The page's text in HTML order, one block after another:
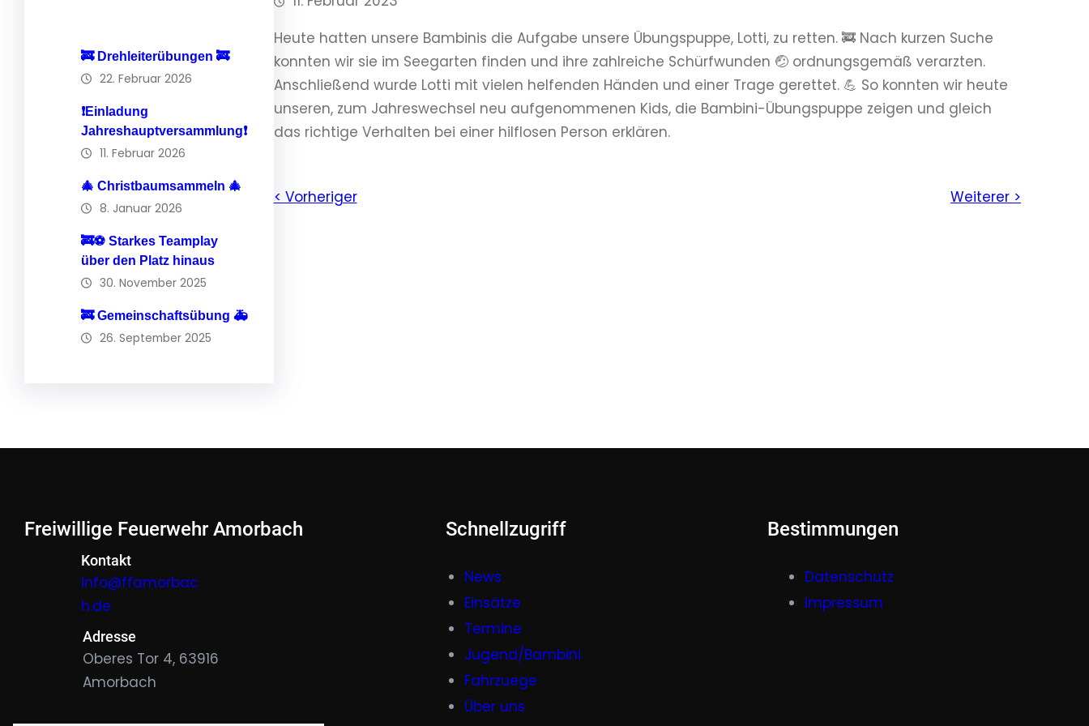
🚒 Drehleiterübungen 🚒
22. Februar 2026
❗️Einladung
Jahreshauptversammlung❗️
11. Februar 2026
🎄 Christbaumsammeln 🎄
8. Januar 2026
🚒⚽️ Starkes Teamplay
über den Platz hinaus
30. November 2025
🚒 Gemeinschaftsübung 🚑
26. September 2025
Heute hatten unsere Bambinis die Aufgabe unsere Übungspuppe, Lotti, zu retten. 🚒 Nach kurzen Suche
konnten wir sie im Seegarten finden und ihre zahlreiche Schürfwunden 🤕 ordnungsgemäß verarzten.
Anschließend wurde Lotti mit vielen helfenden Händen und einer Trage gerettet. 💪 So konnten wir heute
unseren, zum Jahreswechsel neu aufgenommenen Kids, die Bambini-Übungspuppe zeigen und gleich
das richtige Verhalten bei einer hilflosen Person erklären.
< Vorheriger Weiterer >
Freiwillige Feuerwehr Amorbach
Kontakt
info@ffamorbac
h.de
Adresse
Oberes Tor 4, 63916
Amorbach
Schnellzugriff
News
Einsätze
Termine
Jugend/Bambini
Fahrzuege
Über uns
Bestimmungen
Datenschutz
Impressum